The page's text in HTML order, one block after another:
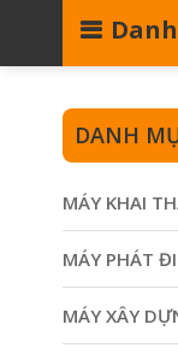
DANH
MÁY KHAI
MÁY PHÁT
MÁY XÂY